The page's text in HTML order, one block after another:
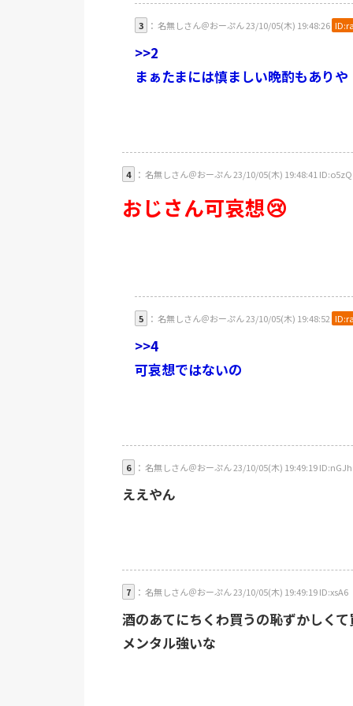
3 ： 名無しさん＠おーぷん 23/10/05(木) 19:48:26
>>2
まぁたまには慎ましい晩酌もありや
4 ： 名無しさん＠おーぷん 23/10/05(木) 19:48:41 ID:o5zQ
おじさん可哀想😢
5 ： 名無しさん＠おーぷん 23/10/05(木) 19:48:52
>>4
可哀想ではないの
6 ： 名無しさん＠おーぷん 23/10/05(木) 19:49:19 ID:nGJh
ええやん
7 ： 名無しさん＠おーぷん 23/10/05(木) 19:49:19 ID:xsA6
酒のあてにちくわ買うの恥ずかしく
メンタル強いな